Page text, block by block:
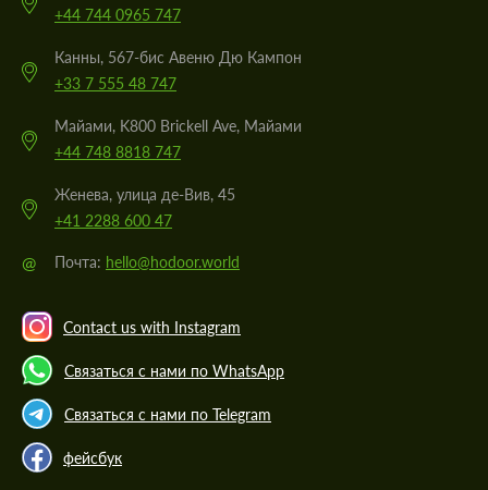
+44 744 0965 747
Канны, 567-бис Авеню Дю Кампон
+33 7 555 48 747
Майами, K800 Brickell Ave, Майами
+44 748 8818 747
Женева, улица де-Вив, 45
+41 2288 600 47
@ Почта: hello@hodoor.world
Contact us with Instagram
Связаться с нами по WhatsApp
Связаться с нами по Telegram
фейсбук